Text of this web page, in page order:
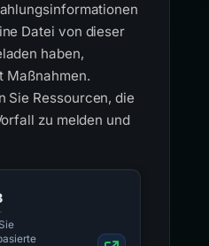
Datei von dieser
haben,
Maßnahmen.
Sie Ressourcen, die
zu melden und